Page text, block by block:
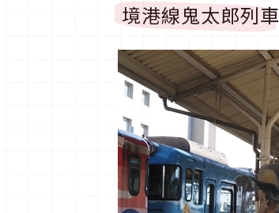
境港線鬼太郎列車